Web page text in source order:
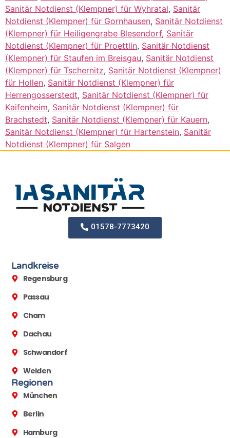
Sanitär Notdienst (Klempner) für Wyhratal, Sanitär
Notdienst (Klempner) für Gornhausen, Sanitär Notdienst
(Klempner) für Heiligengrabe Blesendorf, Sanitär
Notdienst (Klempner) für Proettlin, Sanitär Notdienst
(Klempner) für Staufen im Breisgau, Sanitär Notdienst
(Klempner) für Tschernitz, Sanitär Notdienst (Klempner)
für Hollen, Sanitär Notdienst (Klempner) für
Herrengosserstedt, Sanitär Notdienst (Klempner) für
Kaifenheim, Sanitär Notdienst (Klempner) für
Brachstedt, Sanitär Notdienst (Klempner) für Kauern,
Sanitär Notdienst (Klempner) für Hartenstein, Sanitär
Notdienst (Klempner) für Salgen
01578-7773420
Landkreise
Regensburg
Passau
Cham
Dachau
Schwandorf
Weiden
Regionen
München
Berlin
Hamburg